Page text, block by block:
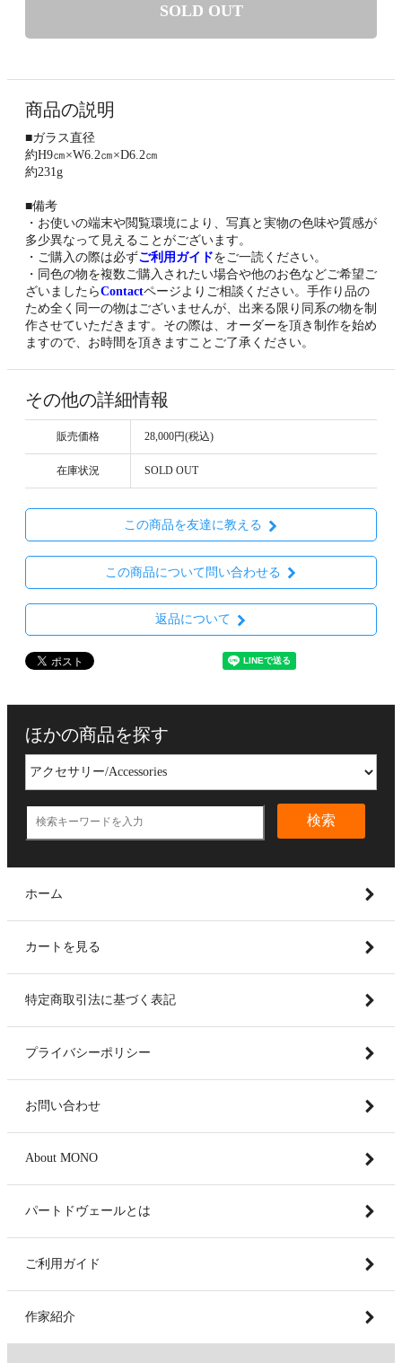
SOLD OUT
商品の説明
■ガラス直径
約H9㎝×W6.2㎝×D6.2㎝
約231g
■備考
・お使いの端末や閲覧環境により、写真と実物の色味や質感が
多少異なって見えることがございます。
・ご購入の際は必ずご利用ガイドをご一読ください。
・同色の物を複数ご購入されたい場合や他のお色などご希望ご
ざいましたらContactページよりご相談ください。手作り品の
ため全く同一の物はございませんが、出来る限り同系の物を制
作させていただきます。その際は、オーダーを頂き制作を始め
ますので、お時間を頂きますことご了承ください。
その他の詳細情報
販売価格 28,000円(税込)
在庫状況 SOLD OUT
この商品を友達に教える
この商品について問い合わせる
返品について
ほかの商品を探す
検索
ホーム
カートを見る
特定商取引法に基づく表記
プライバシーポリシー
お問い合わせ
About MONO
パートドヴェールとは
ご利用ガイド
作家紹介